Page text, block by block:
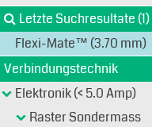
Letzte Suchresultate (1)
Flexi-Mate™ (3.70 mm)
Verbindungstechnik
Elektronik (< 5.0 Amp)
Raster Sondermass